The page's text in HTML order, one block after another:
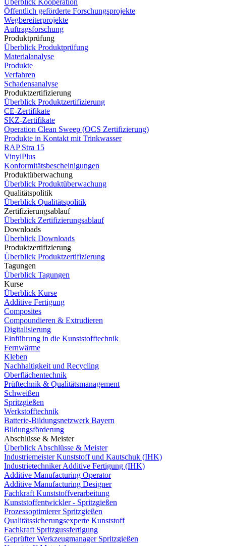
Öffentlich geförderte Forschungsprojekte
Wegbereiterprojekte
Auftragsforschung
Produktprüfung
Überblick Produktprüfung
Materialanalyse
Produkte
Verfahren
Schadensanalyse
Produktzertifizierung
Überblick Produktzertifizierung
CE-Zertifikate
SKZ-Zertifikate
Operation Clean Sweep (OCS Zertifizierung)
Produkte in Kontakt mit Trinkwasser
RAP Stra 15
VinylPlus
Konformitätsbescheinigungen
Produktüberwachung
Überblick Produktüberwachung
Qualitätspolitik
Überblick Qualitätspolitik
Zertifizierungsablauf
Überblick Zertifizierungsablauf
Downloads
Überblick Downloads
Produktzertifizierung
Überblick Produktzertifizierung
Tagungen
Überblick Tagungen
Kurse
Überblick Kurse
Additive Fertigung
Composites
Compoundieren & Extrudieren
Digitalisierung
Einführung in die Kunststofftechnik
Fernwärme
Kleben
Nachhaltigkeit und Recycling
Oberflächentechnik
Prüftechnik & Qualitätsmanagement
Schweißen
Spritzgießen
Werkstofftechnik
Batterie-Bildungsnetzwerk Bayern
Bildungsförderung
Abschlüsse & Meister
Überblick Abschlüsse & Meister
Industriemeister Kunststoff und Kautschuk (IHK)
Industrietechniker Additive Fertigung (IHK)
Additive Manufacturing Operator
Additive Manufacturing Designer
Fachkraft Kunststoffverarbeitung
Kunststoffentwickler - Spritzgießen
Prozessoptimierer Spritzgießen
Qualitätssicherungsexperte Kunststoff
Fachkraft Spritzgussfertigung
Geprüfter Werkzeugmanager Spritzgießen